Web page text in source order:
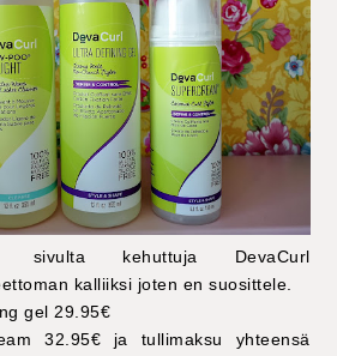
sivulta kehuttuja DevaCurl
kalliiksi joten en suosittele.
gel 29.95€
32.95€ ja tullimaksu yhteensä